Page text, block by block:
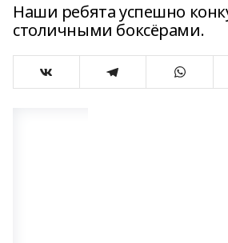
Наши ребята успешно
столичными боксёрами.